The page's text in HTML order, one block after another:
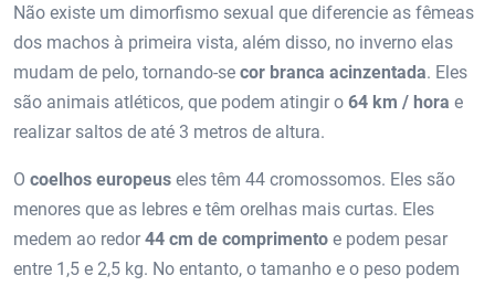
Não existe um dimorfismo sexual que diferencie as fêmeas
dos machos à primeira vista, além disso, no inverno elas
mudam de pelo, tornando-se cor branca acinzentada. Eles
são animais atléticos, que podem atingir o 64 km / hora e
realizar saltos de até 3 metros de altura.
O coelhos europeus eles têm 44 cromossomos. Eles são
menores que as lebres e têm orelhas mais curtas. Eles
medem ao redor44 cm de comprimento e podem pesar
entre 1,5 e 2,5 kg. No entanto, o tamanho e o peso podem